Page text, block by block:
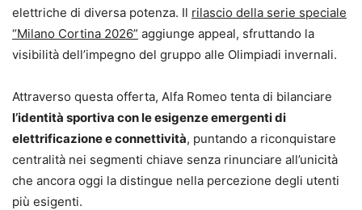
elettriche di diversa potenza. Il rilascio della serie speciale
“Milano Cortina 2026” aggiunge appeal, sfruttando la
visibilità dell’impegno del gruppo alle Olimpiadi invernali.
Attraverso questa offerta, Alfa Romeo tenta di bilanciare
l’identità sportiva con le esigenze emergenti di
elettrificazione e connettività, puntando a riconquistare
centralità nei segmenti chiave senza rinunciare all’unicità
che ancora oggi la distingue nella percezione degli utenti
più esigenti.